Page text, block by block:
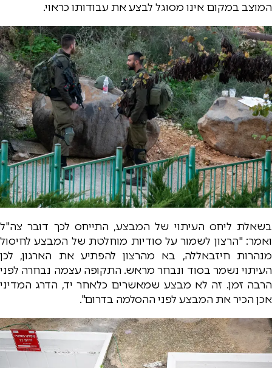
המוצב במקום אינו מסוגל לבצע את עבודותו כראוי.
בשאלת ליחס העיתוי של המבצע, התייחס לכך דובר צה"ל
ואמר: "הרצון לשמור על סודיות מוחלטת של המבצע לחיסול
מנהרות חיזבאללה, בא מהרצון להפתיע את הארגון, לכן
העיתוי נשמר בסוד ונבחר מראש. התקופה עצמה נבחרה לפני
הרבה זמן. זה לא מבצע שמאשרים כלאחר יד, הדרג המדיני
אכן הכיר את המבצע לפני ההסלמה בדרום".